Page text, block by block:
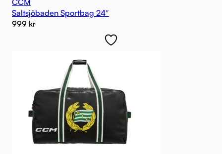
Saltsjöbaden Sportbag 24″
999 kr